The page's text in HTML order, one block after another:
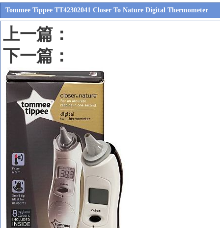
Tommee Tippee TT42302041 Closer To Nature Digital Thermometer
上一篇：
下一篇：